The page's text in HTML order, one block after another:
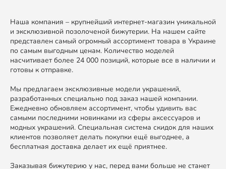
Наша компания – крупнейший интернет-магазин уникальной
и эксклюзивной позолоченой бижутерии. На нашем сайте
представлен самый огромный ассортимент товара в Украине
по самым выгодным ценам. Количество моделей
насчитивает более 24 000 позиций, которые все в наличии и
готовы к отправке.
Мы предлагаем эксклюзивные модели украшений,
разработанных специально под заказ нашей компании.
Ежедневно обновляем ассортимент, чтобы удивить вас
самыми последними новинками из сферы аксессуаров и
модных украшений. Специальная система скидок для наших
клиентов позволяет делать покупки ещё выгоднее, а
бесплатная доставка делает их ещё приятнее.
Заказывая бижутерию у нас, перед вами больше не станет